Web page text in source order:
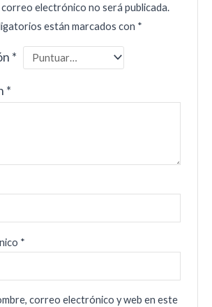
correo electrónico no será publicada.
están marcados con *
*
*
*
correo electrónico y web en este